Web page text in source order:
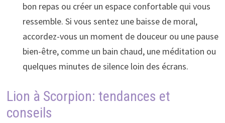
bon repas ou créer un espace confortable qui vous
ressemble. Si vous sentez une baisse de moral,
accordez-vous un moment de douceur ou une pause
bien-être, comme un bain chaud, une méditation ou
quelques minutes de silence loin des écrans.
Lion à Scorpion: tendances et
conseils